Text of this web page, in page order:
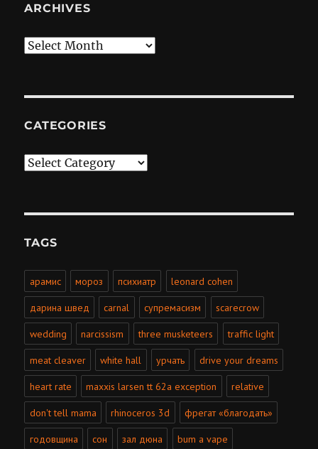
ARCHIVES
Archives
CATEGORIES
Categories
TAGS
арамис мороз психиатр leonard cohen
дарина швед carnal супремасизм scarecrow
wedding narcissism three musketeers traffic light
meat cleaver white hall урчать drive your dreams
heart rate maxxis larsen tt 62a exception relative
don't tell mama rhinoceros 3d фрегат «благодать»
годовщина сон зал дюна bum a vape